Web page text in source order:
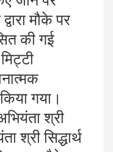
मौके पर
की गई
गया।
श्री
श्री सिद्धार्थ